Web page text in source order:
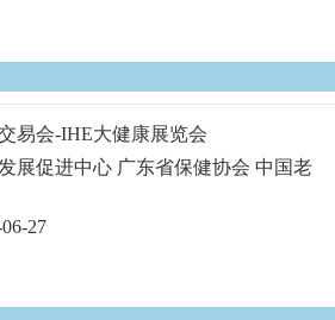
易会-IHE大健康展览会
展促进中心 广东省保健协会 中国老
27